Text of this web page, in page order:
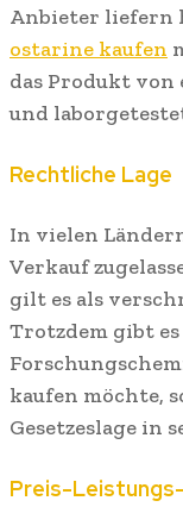
Anbieter liefern
ostarine kaufen
das Produkt
und
Rechtliche Lage
In vielen
Verkauf
gilt es als
Trotzdem gibt es
kaufen möchte,
Gesetzeslage in
Preis-